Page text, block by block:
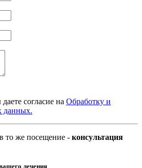
согласие на Обработку и
данных.
то же посещение - консультация
лечения